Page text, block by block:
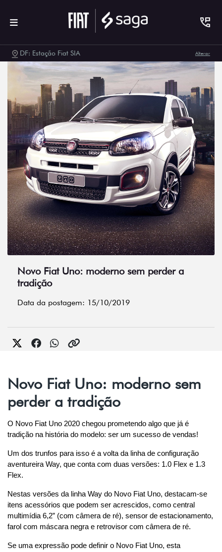
DF: Estação Fiat SIA Alterar
Novo Fiat Uno: moderno sem perder a
tradição
Data da postagem: 15/10/2019
Novo Fiat Uno: moderno sem
perder a tradição
O Novo Fiat Uno 2020 chegou prometendo algo que já é
tradição na história do modelo: ser um sucesso de vendas!
Um dos trunfos para isso é a volta da linha de configuração
aventureira Way, que conta com duas versões: 1.0 Flex e 1.3
Flex.
Nestas versões da linha Way do Novo Fiat Uno, destacam-se
itens acessórios que podem ser acrescidos, como central
multimídia 6,2” (com câmera de ré), sensor de estacionamento,
farol com máscara negra e retrovisor com câmera de ré.
Se uma expressão pode definir o Novo Fiat Uno, esta